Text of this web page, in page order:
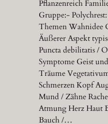
Pflanzenreich
Gruppe:-
Themen Wahnidee
Äußerer Aspekt
Puncta debilitatis /
Symptome Geist
Träume
Schmerzen Kopf
Mund / Zähne
Atmung Herz Haut
Bauch /…